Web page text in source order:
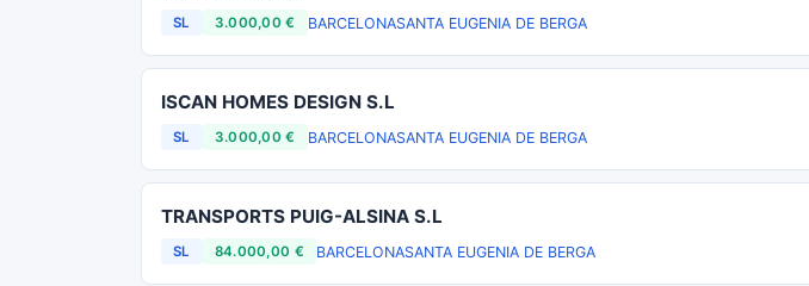
SL 3.000,00 € BARCELONASANTA EUGENIA DE BERGA
ISCAN HOMES DESIGN S.L
SL 3.000,00 € BARCELONASANTA EUGENIA DE BERGA
TRANSPORTS PUIG-ALSINA S.L
SL 84.000,00 € BARCELONASANTA EUGENIA DE BERGA